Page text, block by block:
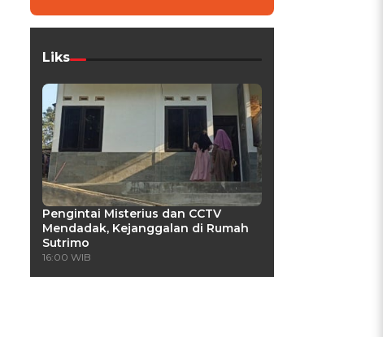
Liks
Pengintai Misterius dan CCTV
Mendadak, Kejanggalan di Rumah
Sutrimo
16:00 WIB